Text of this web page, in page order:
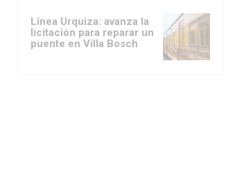
Línea Urquiza: avanza la
licitación para reparar un
puente en Villa Bosch